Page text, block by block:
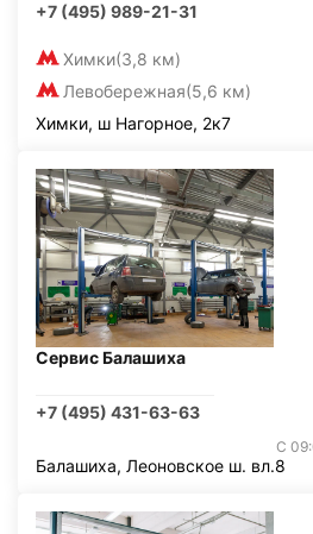
+7 (495) 989-21-31
Химки(3,8 км)
Левобережная(5,6 км)
Химки, ш Нагорное, 2к7
Сервис Балашиха
+7 (495) 431-63-63
С
Балашиха, Леоновское ш. вл.8